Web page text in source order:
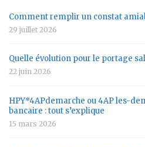
Comment remplir un constat
29 juillet 2026
Quelle évolution pour le portage
22 juin 2026
HPY*4APdemarche ou 4AP les-
bancaire : tout s’explique
15 mars 2026